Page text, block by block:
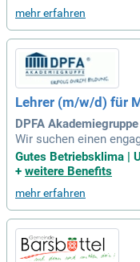
mehr erfahren
Lehrer (m/w/d) für
DPFA
Wir suchen einen
k und/oder Physik an
Wenn Sie die
ei uns genau richtig!
ung, Durchführung
die individuelle
glichkeit, aktiv Schule
euen Lieblingslehrer
Gutes Betriebsklima |
+ weitere Benefits
mehr erfahren